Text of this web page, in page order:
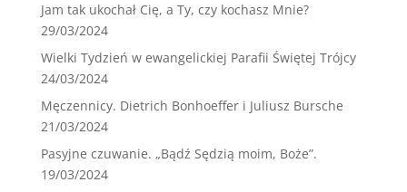
Jam tak ukochał Cię, a Ty, czy kochasz Mnie?
29/03/2024
Wielki Tydzień w ewangelickiej Parafii Świętej Trójcy
24/03/2024
Męczennicy. Dietrich Bonhoeffer i Juliusz Bursche
21/03/2024
Pasyjne czuwanie. „Bądź Sędzią moim, Boże”.
19/03/2024